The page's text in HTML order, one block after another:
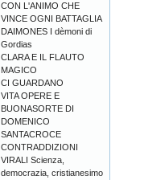
CON L'ANIMO CHE
VINCE OGNI BATTAGLIA
DAIMONES I dèmoni di
Gordias
CLARA E IL FLAUTO
MAGICO
CI GUARDANO
VITA OPERE E
BUONASORTE DI
DOMENICO
SANTACROCE
CONTRADDIZIONI
VIRALI Scienza,
democrazia, cristianesimo